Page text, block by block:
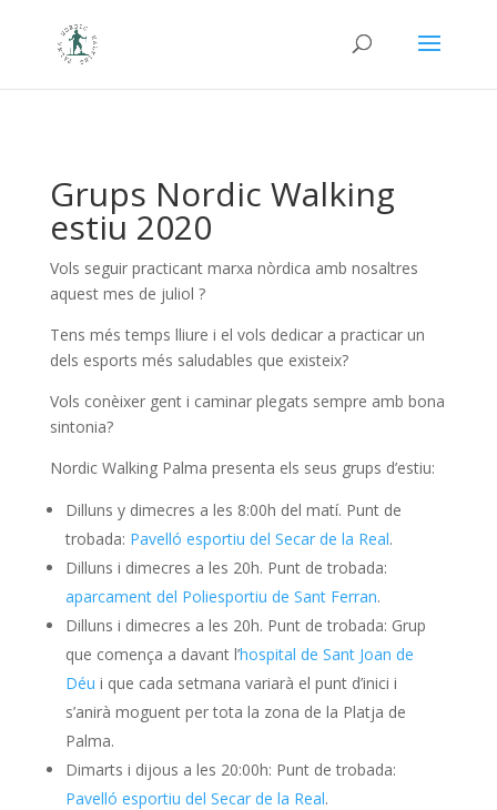
Grups Nordic Walking
estiu 2020
Vols seguir practicant marxa nòrdica amb nosaltres
aquest mes de juliol ?
Tens més temps lliure i el vols dedicar a practicar un
dels esports més saludables que existeix?
Vols conèixer gent i caminar plegats sempre amb bona
sintonia?
Nordic Walking Palma presenta els seus grups d’estiu:
Dilluns y dimecres a les 8:00h del matí. Punt de
trobada: Pavelló esportiu del Secar de la Real.
Dilluns i dimecres a les 20h. Punt de trobada:
aparcament del Poliesportiu de Sant Ferran.
Dilluns i dimecres a les 20h. Punt de trobada: Grup
que comença a davant l’hospital de Sant Joan de
Déu i que cada setmana variarà el punt d’inici i
s’anirà moguent per tota la zona de la Platja de
Palma.
Dimarts i dijous a les 20:00h: Punt de trobada:
Pavelló esportiu del Secar de la Real.